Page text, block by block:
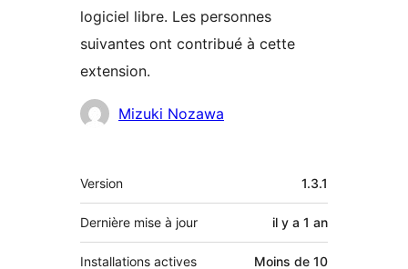
logiciel libre. Les personnes
suivantes ont contribué à cette
extension.
Contributeurs
Mizuki Nozawa
Méta
Version 1.3.1
Dernière mise à jour il y a 1 an
Installations actives Moins de 10